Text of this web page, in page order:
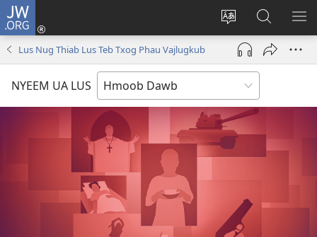
JW.ORG
Hloov
lub
vej
xaij
lwm
yam
lus
Txuas
Ntxiv
(opens
window)
Nrhiav
Hauv
JW.ORG
Lus Nug Thiab Lus Teb Txog Phau Vajlugkub
NYEEM UA LUS